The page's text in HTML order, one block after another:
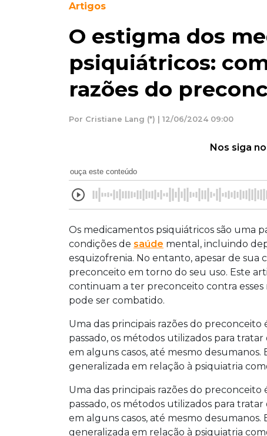
Artigos
O estigma dos
psiquiátricos:
razões do
Por Cristiane Lang (*) | 12/06/2024 09:00
Nos siga no
ouça este conteúdo
Os medicamentos psiquiátricos são uma
condições de saúde mental, incluindo
esquizofrenia. No entanto, apesar de sua
preconceito em torno do seu uso. Este
continuam a ter preconceito contra
pode ser combatido.
Uma das principais razões do
passado, os métodos utilizados para
em alguns casos, até mesmo
generalizada em relação à psiquiatria
Uma das principais razões do
passado, os métodos utilizados para
em alguns casos, até mesmo
generalizada em relação à psiquiatria